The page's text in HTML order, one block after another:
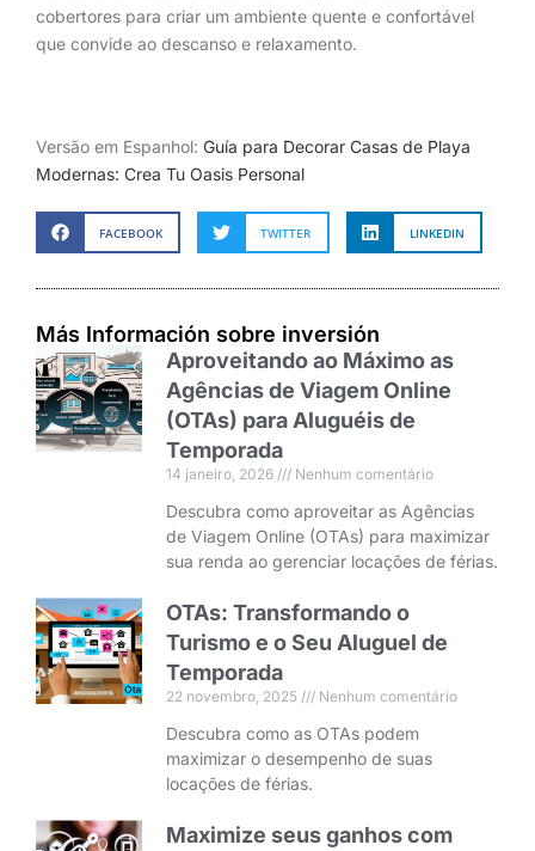
cobertores para criar um ambiente quente e confortável
que convide ao descanso e relaxamento.
Versão em Espanhol: Guía para Decorar Casas de Playa
Modernas: Crea Tu Oasis Personal
FACEBOOK TWITTER LINKEDIN
Más Información sobre inversión
Aproveitando ao Máximo as
Agências de Viagem Online
(OTAs) para Aluguéis de
Temporada
14 janeiro, 2026 Nenhum comentário
Descubra como aproveitar as Agências
de Viagem Online (OTAs) para maximizar
sua renda ao gerenciar locações de férias.
OTAs: Transformando o
Turismo e o Seu Aluguel de
Temporada
22 novembro, 2025 Nenhum comentário
Descubra como as OTAs podem
maximizar o desempenho de suas
locações de férias.
Maximize seus ganhos com